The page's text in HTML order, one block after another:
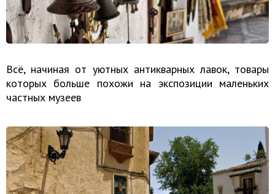
Всё, начиная от уютных антикварных лавок, товары
которых больше похожи на экспозиции маленьких
частных музеев